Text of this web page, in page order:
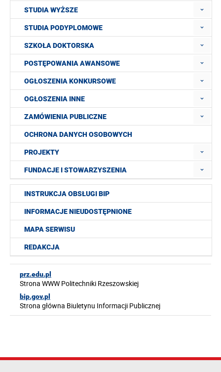
STUDIA WYŻSZE
STUDIA PODYPLOMOWE
SZKOŁA DOKTORSKA
POSTĘPOWANIA AWANSOWE
OGŁOSZENIA KONKURSOWE
OGŁOSZENIA INNE
ZAMÓWIENIA PUBLICZNE
OCHRONA DANYCH OSOBOWYCH
PROJEKTY
FUNDACJE I STOWARZYSZENIA
INSTRUKCJA OBSŁUGI BIP
INFORMACJE NIEUDOSTĘPNIONE
MAPA SERWISU
REDAKCJA
prz.edu.pl
Strona WWW Politechniki Rzeszowskiej
bip.gov.pl
Strona główna Biuletynu Informacji Publicznej